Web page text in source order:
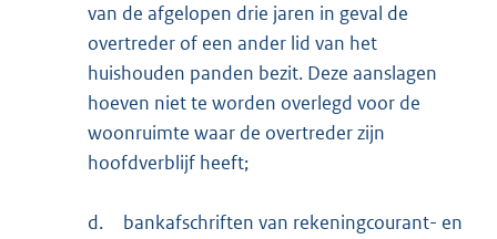
van de afgelopen drie jaren in geval de
overtreder of een ander lid van het
huishouden panden bezit. Deze aanslagen
hoeven niet te worden overlegd voor de
woonruimte waar de overtreder zijn
hoofdverblijf heeft;
d.
bankafschriften van rekeningcourant- en